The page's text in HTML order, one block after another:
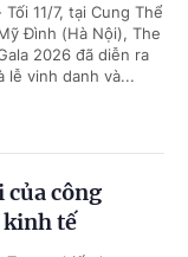
11/7, tại Cung Thể
Đình (Hà Nội), The
2026 đã diễn ra
lễ vinh danh và...
công
kinh tế